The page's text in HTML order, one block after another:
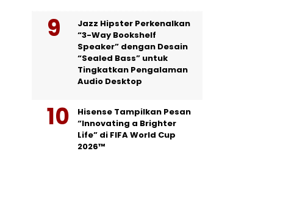
Jazz Hipster Perkenalkan
“3-Way Bookshelf
Speaker” dengan Desain
“Sealed Bass” untuk
Tingkatkan Pengalaman
Audio Desktop
Hisense Tampilkan Pesan
“Innovating a Brighter
Life” di FIFA World Cup
2026™